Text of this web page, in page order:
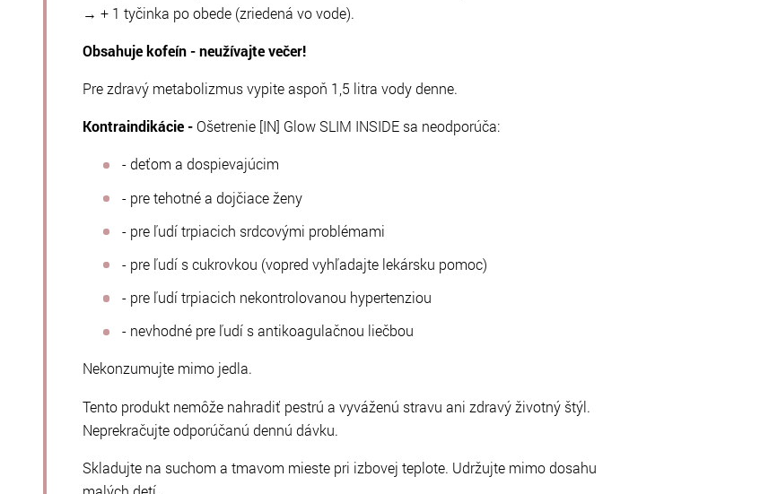
→ + 1 tyčinka po obede (zriedená vo vode).
Obsahuje kofeín - neužívajte večer!
Pre zdravý metabolizmus vypite aspoň 1,5 litra vody denne.
Kontraindikácie - Ošetrenie [IN] Glow SLIM INSIDE sa neodporúča:
- deťom a dospievajúcim
- pre tehotné a dojčiace ženy
- pre ľudí trpiacich srdcovými problémami
- pre ľudí s cukrovkou (vopred vyhľadajte lekársku pomoc)
- pre ľudí trpiacich nekontrolovanou hypertenziou
- nevhodné pre ľudí s antikoagulačnou liečbou
Nekonzumujte mimo jedla.
Tento produkt nemôže nahradiť pestrú a vyváženú stravu ani zdravý životný štýl.
Neprekračujte odporúčanú dennú dávku.
Skladujte na suchom a tmavom mieste pri izbovej teplote. Udržujte mimo dosahu